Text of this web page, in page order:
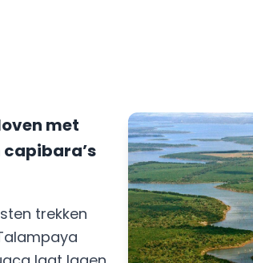
met
trekken